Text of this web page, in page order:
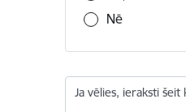
Nē
Ja vēlies, ieraksti šeit